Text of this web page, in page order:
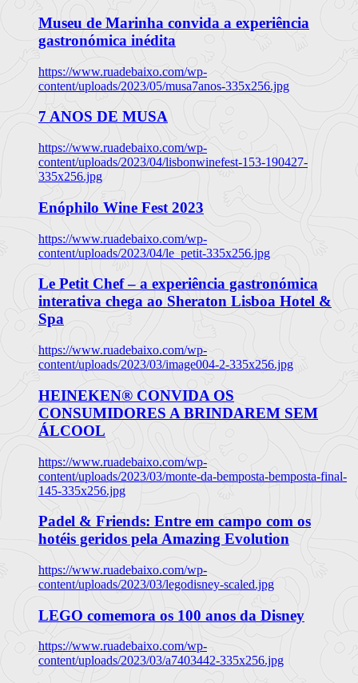
Museu de Marinha convida a experiência
gastronómica inédita
https://www.ruadebaixo.com/wp-
content/uploads/2023/05/musa7anos-335x256.jpg
7 ANOS DE MUSA
https://www.ruadebaixo.com/wp-
content/uploads/2023/04/lisbonwinefest-153-190427-
335x256.jpg
Enóphilo Wine Fest 2023
https://www.ruadebaixo.com/wp-
content/uploads/2023/04/le_petit-335x256.jpg
Le Petit Chef – a experiência gastronómica
interativa chega ao Sheraton Lisboa Hotel &
Spa
https://www.ruadebaixo.com/wp-
content/uploads/2023/03/image004-2-335x256.jpg
HEINEKEN® CONVIDA OS
CONSUMIDORES A BRINDAREM SEM
ÁLCOOL
https://www.ruadebaixo.com/wp-
content/uploads/2023/03/monte-da-bemposta-bemposta-final-
145-335x256.jpg
Padel & Friends: Entre em campo com os
hotéis geridos pela Amazing Evolution
https://www.ruadebaixo.com/wp-
content/uploads/2023/03/legodisney-scaled.jpg
LEGO comemora os 100 anos da Disney
https://www.ruadebaixo.com/wp-
content/uploads/2023/03/a7403442-335x256.jpg